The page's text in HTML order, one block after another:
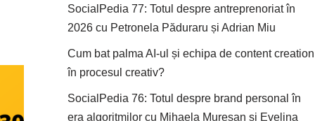
SocialPedia 77: Totul despre antreprenoriat în
2026 cu Petronela Păduraru și Adrian Miu
Cum bat palma AI-ul și echipa de content creation
în procesul creativ?
SocialPedia 76: Totul despre brand personal în
era algoritmilor cu Mihaela Mureșan și Evelina